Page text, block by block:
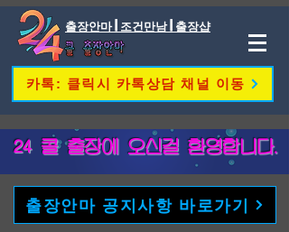
출장안마 | 조건만남 | 출장샵
카톡: 클릭시 카톡상담 채널 이동
​24 콜 출장에 오신걸 환영합니다.
출장안마 공지사항 바로가기